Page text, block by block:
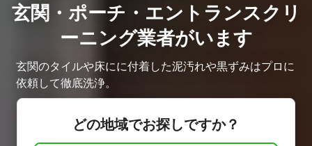
玄関・ポーチ・エントランスクリ
ーニング業者がいます
玄関のタイルや床にに付着した泥汚れや黒ずみはプロに
依頼して徹底洗浄。
どの地域でお探しですか？